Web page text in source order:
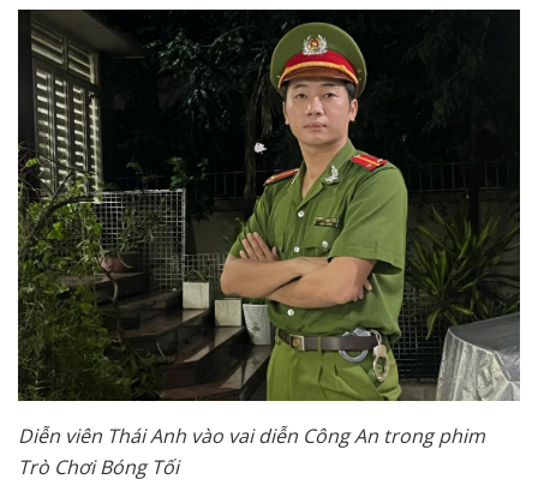
Diễn viên Thái Anh vào vai diễn Công An trong phim
Trò Chơi Bóng Tối